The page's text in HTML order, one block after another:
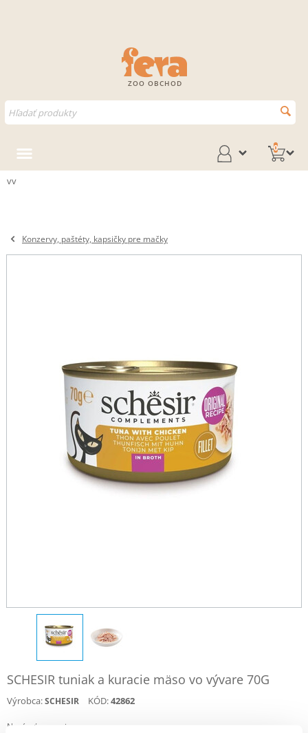
ZOO OBCHOD
0
vv
Konzervy, paštéty, kapsičky pre mačky
SCHESIR tuniak a kuracie mäso vo vývare 70G
Výrobca:SCHESIR KÓD:42862
Napísať recenziu